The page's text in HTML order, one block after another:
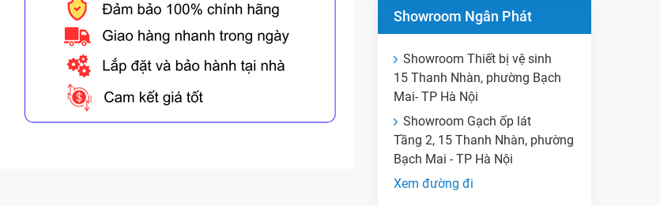
Showroom Ngân Phát
Showroom Thiết bị vệ sinh
15 Thanh Nhàn, phường Bạch
Mai- TP Hà Nội
Showroom Gạch ốp lát
Tầng 2, 15 Thanh Nhàn, phường
Bạch Mai - TP Hà Nội
Xem đường đi